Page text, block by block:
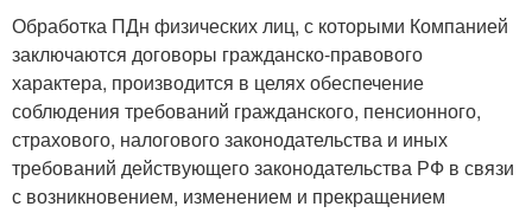
Обработка ПДн физических лиц, с которыми Компанией
заключаются договоры гражданско-правового
характера, производится в целях обеспечение
соблюдения требований гражданского, пенсионного,
страхового, налогового законодательства и иных
требований действующего законодательства РФ в связи
с возникновением, изменением и прекращением